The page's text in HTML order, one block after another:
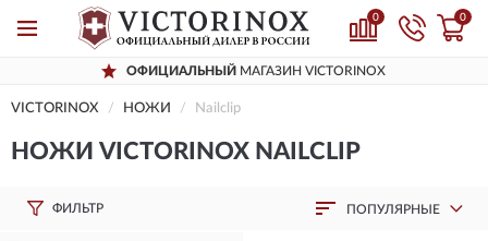
0 0
ОФИЦИАЛЬНЫЙМАГАЗИН VICTORINOX
VICTORINOX НОЖИ Nailclip
НОЖИ VICTORINOX NAILCLIP
ФИЛЬТР ПОПУЛЯРНЫЕ